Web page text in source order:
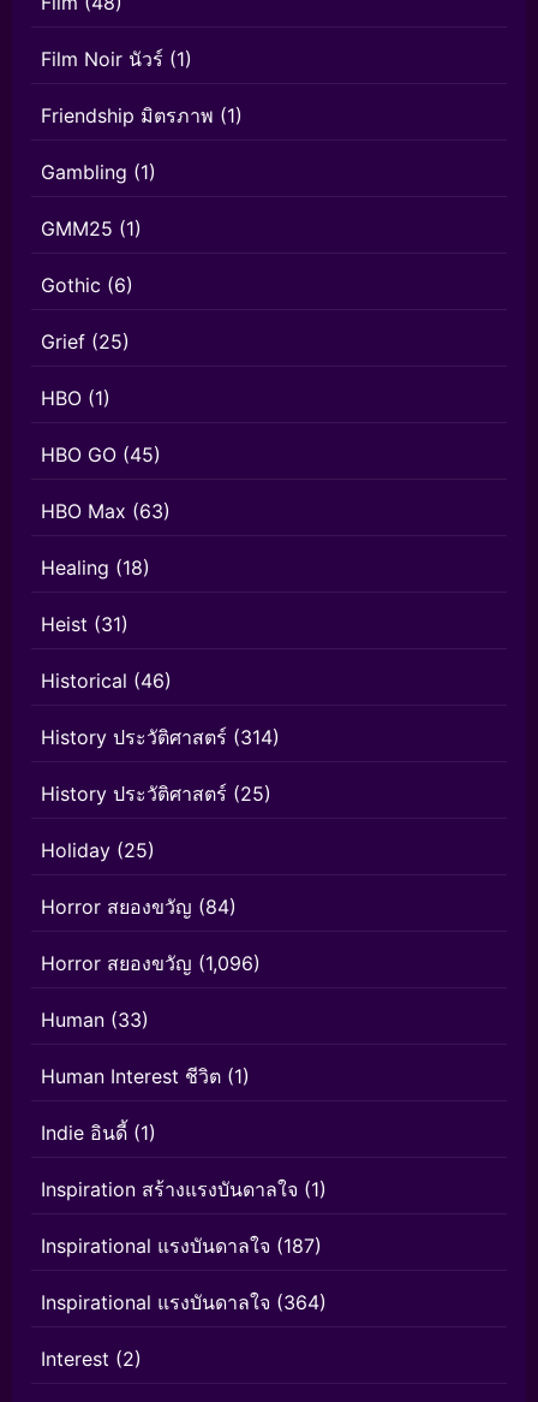
Film Noir นัวร์ (1)
Friendship มิตรภาพ (1)
Gambling (1)
GMM25 (1)
Gothic (6)
Grief (25)
HBO (1)
HBO GO (45)
HBO Max (63)
Healing (18)
Heist (31)
Historical (46)
History ประวัติศาสตร์ (314)
History ประวัติศาสตร์ (25)
Holiday (25)
Horror สยองขวัญ (84)
Horror สยองขวัญ (1,096)
Human (33)
Human Interest ชีวิต (1)
Indie อินดี้ (1)
Inspiration สร้างแรงบันดาลใจ (1)
Inspirational แรงบันดาลใจ (187)
Inspirational แรงบันดาลใจ (364)
Interest (2)